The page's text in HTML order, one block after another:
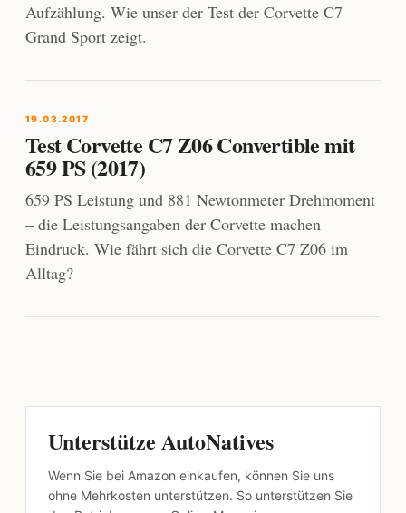
Aufzählung. Wie unser der Test der Corvette C7
Grand Sport zeigt.
19.03.2017
Test Corvette C7 Z06 Convertible mit
659 PS (2017)
659 PS Leistung und 881 Newtonmeter Drehmoment
– die Leistungsangaben der Corvette machen
Eindruck. Wie fährt sich die Corvette C7 Z06 im
Alltag?
Unterstütze AutoNatives
Wenn Sie bei Amazon einkaufen, können Sie uns
ohne Mehrkosten unterstützen. So unterstützen Sie